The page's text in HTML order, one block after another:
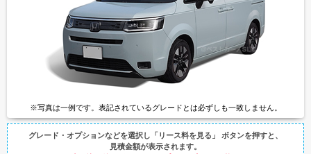
※写真は一例です。 表記されているグレードとは必ずしも一致しません。
グレード・オプションなどを選択し 「リース料を見る」 ボタンを押すと、
見積金額が表示されます。